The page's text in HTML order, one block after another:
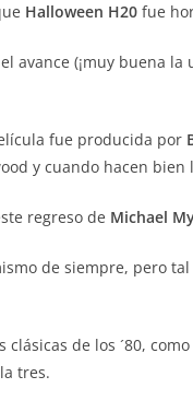
Halloween H20 fue
avance (¡muy buena
fue producida por
y cuando hacen bien
regreso de Michael
de siempre, pero
clásicas de los ´80, como
tres.